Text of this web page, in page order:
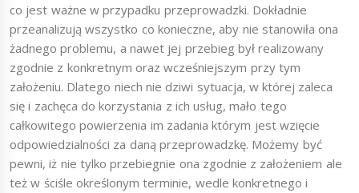
co jest ważne w przypadku przeprowadzki. Dokładnie
przeanalizują wszystko co konieczne, aby nie stanowiła ona
żadnego problemu, a nawet jej przebieg był realizowany
zgodnie z konkretnym oraz wcześniejszym przy tym
założeniu. Dlatego niech nie dziwi sytuacja, w której zaleca
się i zachęca do korzystania z ich usług, mało tego
całkowitego powierzenia im zadania którym jest wzięcie
odpowiedzialności za daną przeprowadzkę. Możemy być
pewni, iż nie tylko przebiegnie ona zgodnie z założeniem ale
też w ściśle określonym terminie, wedle konkretnego i